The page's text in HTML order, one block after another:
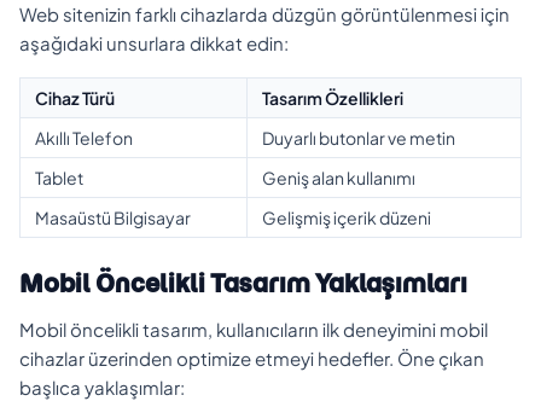
Web sitenizin farklı cihazlarda düzgün görüntülenmesi için
aşağıdaki unsurlara dikkat edin:
Cihaz Türü
Tasarım Özellikleri
Akıllı Telefon
Duyarlı butonlar ve metin
Tablet
Geniş alan kullanımı
Masaüstü Bilgisayar
Gelişmiş içerik düzeni
Mobil Öncelikli Tasarım Yaklaşımları
Mobil öncelikli tasarım, kullanıcıların ilk deneyimini mobil
cihazlar üzerinden optimize etmeyi hedefler. Öne çıkan
başlıca yaklaşımlar: